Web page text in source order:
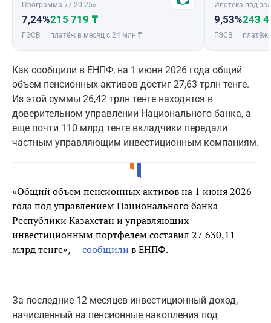
Программа «7-20-25»
7,24%
ГЭСВ
215 719 ₸
платёж в месяц с 24 млн ₸
Ипотека под
9,53%
ГЭСВ
243
платёж
Как сообщили в ЕНПФ, на 1 июня 2026 года общий
объем пенсионных активов достиг 27,63 трлн тенге.
Из этой суммы 26,42 трлн тенге находятся в
доверительном управлении Национального банка, а
еще почти 110 млрд тенге вкладчики передали
частным управляющим инвестиционным компаниям.
«Общий объем пенсионных активов на 1 июня 2026
года под управлением Национального банка
Республики Казахстан и управляющих
инвестиционным портфелем составил 27 630,11
млрд тенге», —сообщили в ЕНПФ.
За последние 12 месяцев инвестиционный доход,
начисленный на пенсионные накопления под